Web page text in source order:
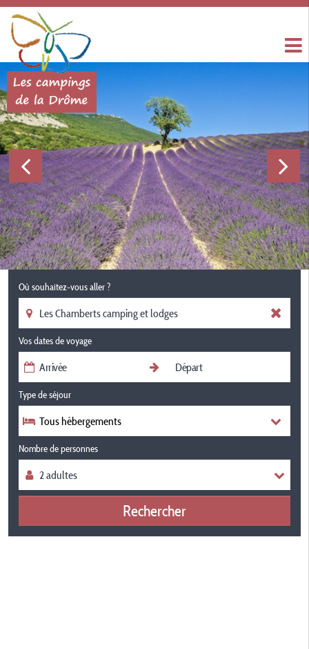
Où souhaitez-vous aller ?
Vos dates de voyage
Type de séjour
Tous hébergements
Nombre de personnes
Rechercher